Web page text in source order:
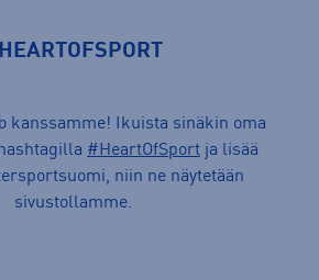
kanssamme! Ikuista sinäkin oma
#HeartOfSport ja lisää
niin ne näytetään
sivustollamme.